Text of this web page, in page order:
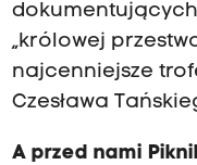
„królowej
najcenniejsze
Czesława
A przed nami